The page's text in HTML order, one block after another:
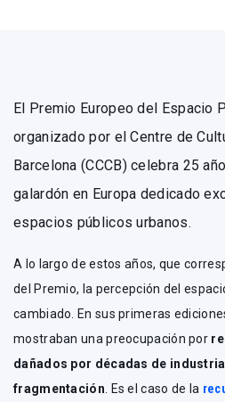
El Premio Europeo del Espacio
organizado por el Centre de
Barcelona (CCCB) celebra 25
galardón en Europa dedicado
espacios públicos urbanos.
A lo largo de estos años, que
del Premio, la percepción del
cambiado. En sus primeras
mostraban una preocupación por
dañados por décadas de
fragmentación . Es el caso de la